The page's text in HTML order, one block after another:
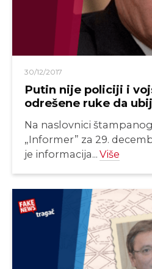
30/12/2017
Putin nije policiji i
odrešene ruke da
Na naslovnici
„Informer” za 29.
je informacija... Više